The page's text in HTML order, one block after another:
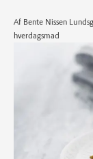
Af Bente Nissen
hverdagsmad